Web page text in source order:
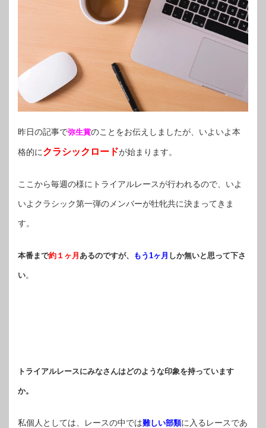
昨日の記事で弥生賞のことをお伝えしましたが、いよいよ本
格的にクラシックロードが始まります。
ここから毎週の様にトライアルレースが行われるので、いよ
いよクラシック第一弾のメンバーが牡牝共に決まってきま
す。
本番まで約１ヶ月 あるのですが、 もう1ヶ月 しか無いと思って下さ
い。
トライアルレースにみなさんはどのような印象を持っています
か。
私個人としては、レースの中では難しい部類に入るレースであ